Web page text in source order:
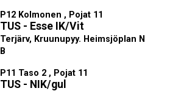
P12 Kolmonen , Pojat 11
TUS - Esse IK/Vit
Terjärv, Kruunupyy. Heimsjöplan N
B
P11 Taso 2 , Pojat 11
TUS - NIK/gul